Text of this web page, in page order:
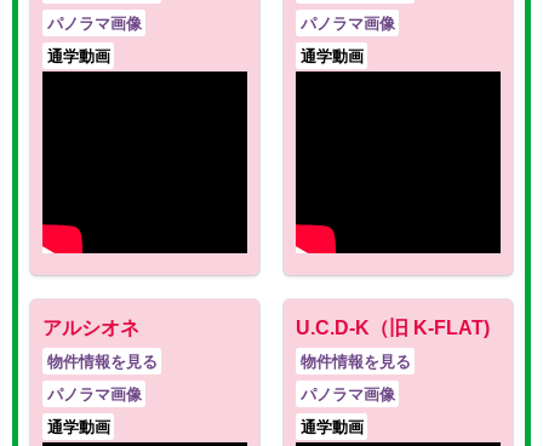
パノラマ画像
通学動画
パノラマ画像
通学動画
アルシオネ
物件情報を見る
パノラマ画像
通学動画
U.C.D-K（旧 K-FLAT)
物件情報を見る
パノラマ画像
通学動画